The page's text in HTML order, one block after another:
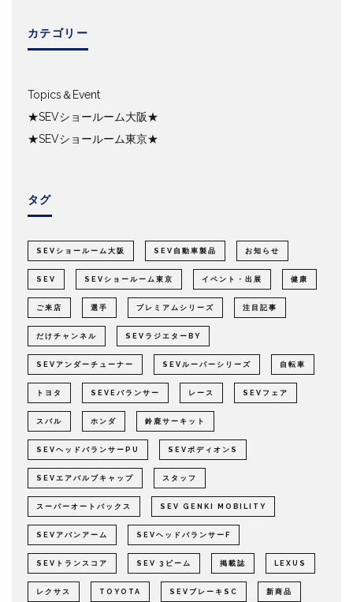
カテゴリー
Topics＆Event
★SEVショールーム大阪★
★SEVショールーム東京★
タグ
SEVショールーム大阪 SEV自動車製品 お知らせ
SEV SEVショールーム東京 イベント・出展 健康
ご来店 選手 プレミアムシリーズ 注目記事
だけチャンネル SEVラジエターBY
SEVアンダーチューナー SEVルーパーシリーズ 自転車
トヨタ SEVEバランサー レース SEVフェア
スバル ホンダ 鈴鹿サーキット
SEVヘッドバランサーPU SEVボディオンS
SEVエアバルブキャップ スタッフ
スーパーオートバックス SEV GENKI MOBILITY
SEVアバンアーム SEVヘッドバランサーF
SEVトランスコア SEV 3ビーム 掲載誌 LEXUS
レクサス TOYOTA SEVブレーキSC 新商品